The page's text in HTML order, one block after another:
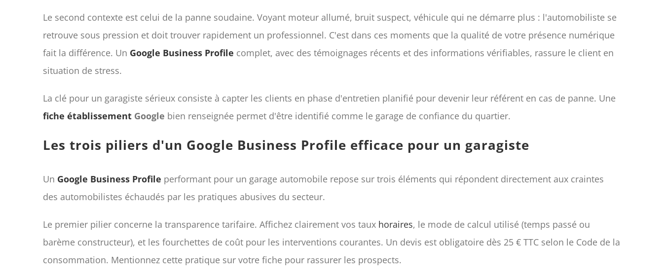
Le second contexte est celui de la panne soudaine. Voyant moteur allumé, bruit suspect, véhicule qui ne démarre plus : l'automobiliste se
retrouve sous pression et doit trouver rapidement un professionnel. C'est dans ces moments que la qualité de votre présence numérique
fait la différence. Un Google Business Profile complet, avec des témoignages récents et des informations vérifiables, rassure le client en
situation de stress.
La clé pour un garagiste sérieux consiste à capter les clients en phase d'entretien planifié pour devenir leur référent en cas de panne. Une
fiche établissementGoogle bien renseignée permet d'être identifié comme le garage de confiance du quartier.
Les trois piliers d'un Google Business Profile efficace pour un garagiste
Un Google Business Profile performant pour un garage automobile repose sur trois éléments qui répondent directement aux craintes
des automobilistes échaudés par les pratiques abusives du secteur.
Le premier pilier concerne la transparence tarifaire. Affichez clairement vos taux horaires, le mode de calcul utilisé (temps passé ou
barème constructeur), et les fourchettes de coût pour les interventions courantes. Un devis est obligatoire dès 25 € TTC selon le Code de la
consommation. Mentionnez cette pratique sur votre fiche pour rassurer les prospects.